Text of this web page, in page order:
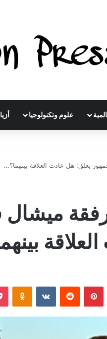
علوم وتكنولوجيا
يعلق: هل عادت العلاقة بينهما؟…
رفقة
بينتيريست ‏Reddit
‏VKontakte
Odnoklassniki